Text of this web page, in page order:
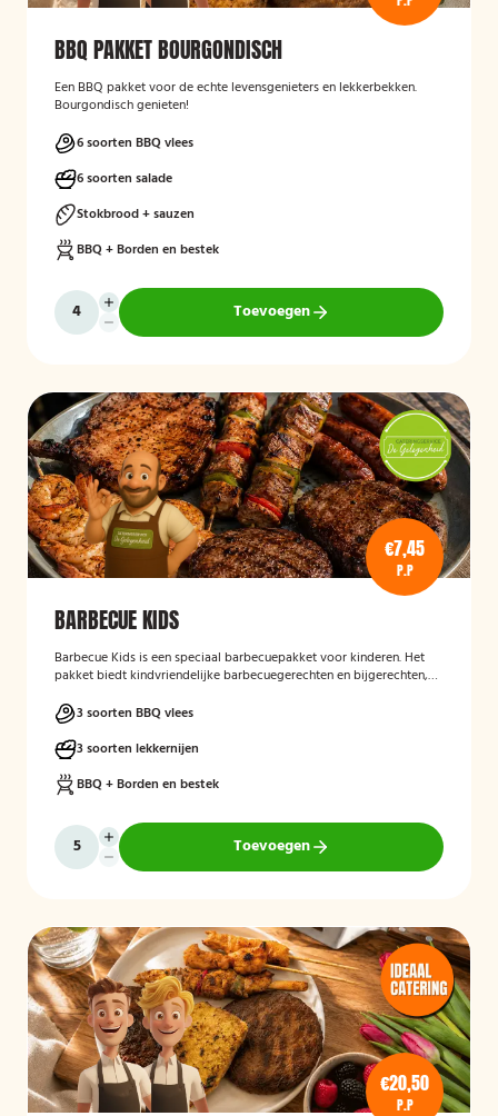
BBQ PAKKET BOURGONDISCH
Een BBQ pakket voor de echte levensgenieters en lekkerbekken.
Bourgondisch genieten!
6 soorten BBQ vlees
6 soorten salade
Stokbrood + sauzen
BBQ + Borden en bestek
Toevoegen
€7,45
P.P
BARBECUE KIDS
Barbecue Kids is een speciaal barbecuepakket voor kinderen. Het
pakket biedt kindvriendelijke barbecuegerechten en bijgerechten,
BBQ-ervaring tijdens een feest, familiedag of andere gelegenheid.
3 soorten BBQ vlees
3 soorten lekkernijen
BBQ + Borden en bestek
Toevoegen
€20,50
P.P